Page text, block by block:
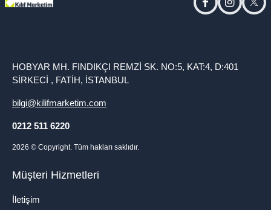
facebookinstagram
HOBYAR MH. FINDIKÇI REMZİ SK. NO:5, KAT:4, D:401
SİRKECİ , FATİH, İSTANBUL
bilgi@kilifmarketim.com
0212 511 6220
2026 © Copyright. Tüm hakları saklıdır.
Müşteri Hizmetleri
İletişim